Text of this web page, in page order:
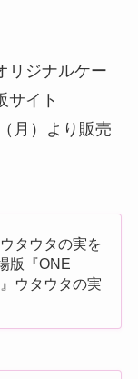
リジナルケー
サイト
月）より販売
タウタの実を
版『ONE
ウタウタの実